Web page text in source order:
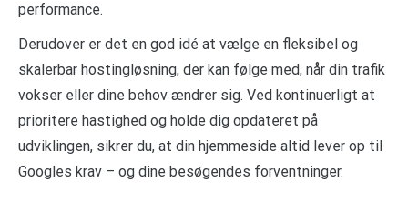
performance.
Derudover er det en god idé at vælge en fleksibel og
skalerbar hostingløsning, der kan følge med, når din trafik
vokser eller dine behov ændrer sig. Ved kontinuerligt at
prioritere hastighed og holde dig opdateret på
udviklingen, sikrer du, at din hjemmeside altid lever op til
Googles krav – og dine besøgendes forventninger.